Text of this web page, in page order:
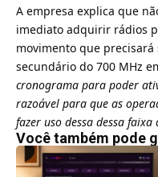
A empresa explica que
imediato adquirir rádios
movimento que
secundário do 700 MHz
cronograma para poder
razoável para que as
fazer uso dessa dessa faixa
Você também pode